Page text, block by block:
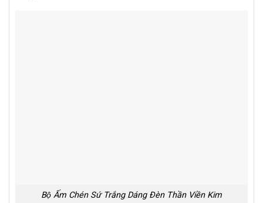
Bộ Ấm Chén Sứ Trắng Dáng Đèn Thần Viền Kim